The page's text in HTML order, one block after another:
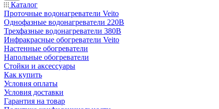
Каталог
Проточные водонагреватели Veito
Однофазные водонагреватели 220В
Трехфазные водонагреватели 380В
Инфракрасные обогреватели Veito
Настенные обогреватели
Напольные обогреватели
Стойки и аксессуары
Как купить
Условия оплаты
Условия доставки
Гарантия на товар